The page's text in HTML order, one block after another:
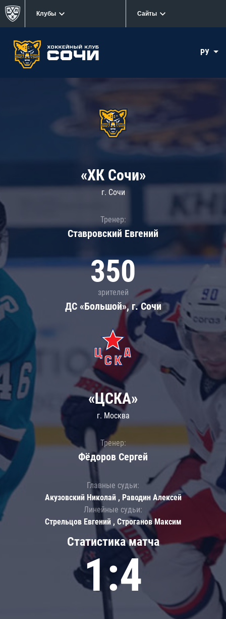
Клубы Сайты
РУ
«ХК Сочи»
г. Сочи
Тренер:
Ставровский Евгений
350
зрителей
ДС «Большой», г. Сочи
Статистика матча
1:4
«ЦСКА»
г. Москва
Тренер:
Фёдоров Сергей
Главные судьи:
Акузовский Николай , Раводин Алексей
Линейные судьи:
Стрельцов Евгений , Строганов Максим